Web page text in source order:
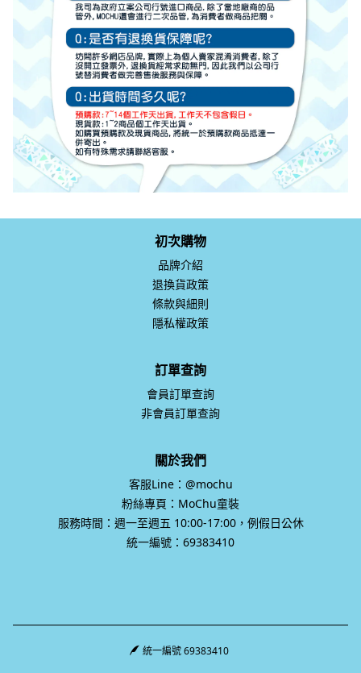
初次購物
品牌介紹
退換貨政策
條款與細則
隱私權政策
訂單查詢
會員訂單查詢
非會員訂單查詢
關於我們
客服Line：@mochu
粉絲專頁：MoChu童裝
服務時間：週一至週五 10:00-17:00，例假日公休
統一編號：69383410
統一編號 69383410